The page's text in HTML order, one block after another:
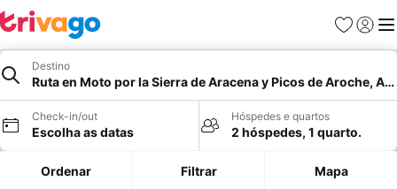
Favoritos
Iniciar
Destino
Ruta en Moto por la Sierra de Aracena y Picos de Aroche,
Check-in/out
Escolha as datas
Hóspedes e quartos
2 hóspedes, 1 quarto.
Ordenar Filtrar Mapa